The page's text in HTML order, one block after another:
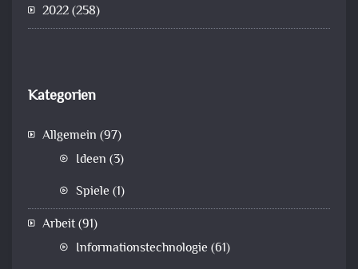
2022(258)
Kategorien
Allgemein (97)
Ideen (3)
Spiele (1)
Arbeit(91)
Informationstechnologie (61)